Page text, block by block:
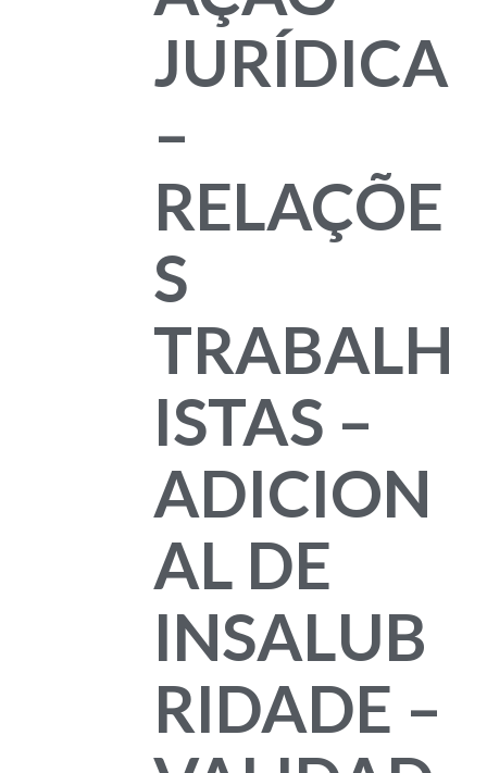
JURÍDICA
–
RELAÇÕE
S
TRABALH
ISTAS –
ADICION
AL DE
INSALUB
RIDADE –